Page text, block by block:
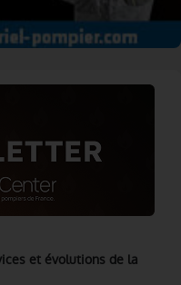
et évolutions de la